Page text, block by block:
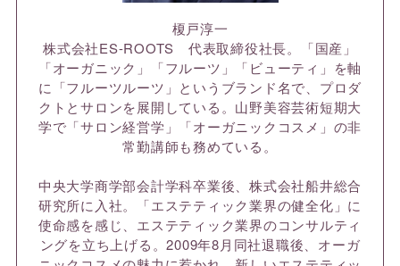
榎戸淳一
株式会社ES-ROOTS 代表取締役社長。「国産」
「オーガニック」「フルーツ」「ビューティ」を軸
に「フルーツルーツ」というブランド名で、プロダ
クトとサロンを展開している。山野美容芸術短期大
学で「サロン経営学」「オーガニックコスメ」の非
常勤講師も務めている。
中央大学商学部会計学科卒業後、株式会社船井総合
研究所に入社。「エステティック業界の健全化」に
使命感を感じ、エステティック業界のコンサルティ
ングを立ち上げる。2009年8月同社退職後、オーガ